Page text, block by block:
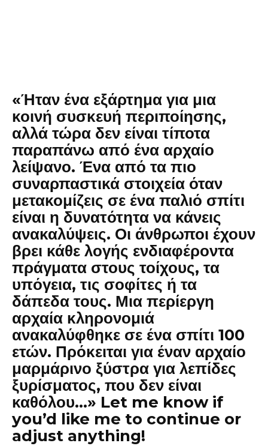
«Ήταν ένα εξάρτημα για μια
κοινή συσκευή περιποίησης,
αλλά τώρα δεν είναι τίποτα
παραπάνω από ένα αρχαίο
λείψανο. Ένα από τα πιο
συναρπαστικά στοιχεία όταν
μετακομίζεις σε ένα παλιό σπίτι
είναι η δυνατότητα να κάνεις
ανακαλύψεις. Οι άνθρωποι έχουν
βρει κάθε λογής ενδιαφέροντα
πράγματα στους τοίχους, τα
υπόγεια, τις σοφίτες ή τα
δάπεδα τους. Μια περίεργη
αρχαία κληρονομιά
ανακαλύφθηκε σε ένα σπίτι 100
ετών. Πρόκειται για έναν αρχαίο
μαρμάρινο ξύστρα για λεπίδες
ξυρίσματος, που δεν είναι
καθόλου…» Let me know if
you’d like me to continue or
adjust anything!